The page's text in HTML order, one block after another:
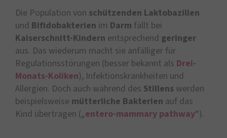
Die Population von schützenden Laktobazillen
und Bifidobakterien im Darm fällt bei
Kaiserschnitt-Kindern entsprechend geringer
aus. Das wiederum macht sie anfälliger für
Regulationsstörungen (besser bekannt als Drei-
Monats-Koliken), Infektionskrankheiten und
Allergien. Doch auch während des Stillens werden
beispielsweise mütterliche Bakterien auf das
Kind übertragen („entero-mammary pathway“).